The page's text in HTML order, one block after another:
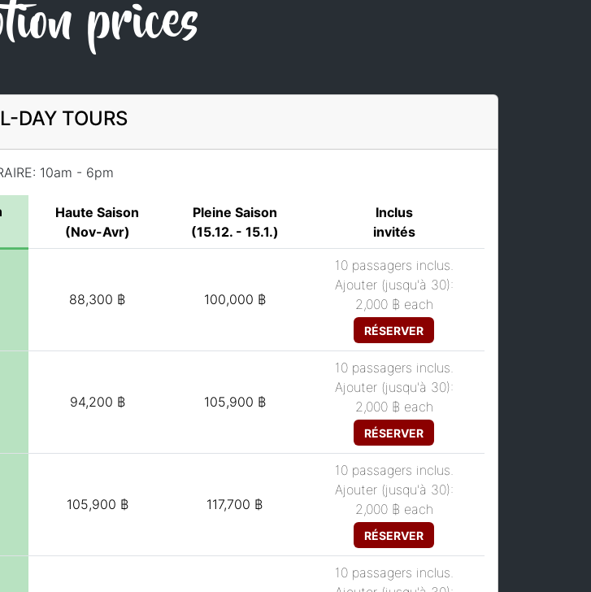
prices
DAY TOURS
10am - 6pm
Haute Saison
(Nov-Avr)
Pleine Saison
(15.12. - 15.1.)
Inclus
invités
88,300 ฿ 100,000 ฿
10 passagers inclus.
Ajouter (jusqu'à 30):
2,000 ฿ each
RÉSERVER
94,200 ฿ 105,900 ฿
10 passagers inclus.
Ajouter (jusqu'à 30):
2,000 ฿ each
RÉSERVER
105,900 ฿ 117,700 ฿
10 passagers inclus.
Ajouter (jusqu'à 30):
2,000 ฿ each
RÉSERVER
10 passagers inclus.